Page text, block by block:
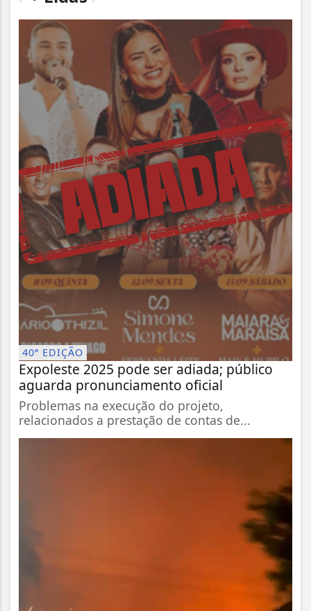
40ª EDIÇÃO
Expoleste 2025 pode ser adiada; público
aguarda pronunciamento oficial
Problemas na execução do projeto,
relacionados a prestação de contas de...